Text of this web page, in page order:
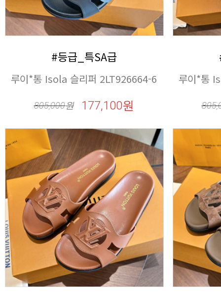
#등급_특SA급
루이*통 Isola 슬리퍼 2LT926664-6
805,000원 177,100원
루이*통